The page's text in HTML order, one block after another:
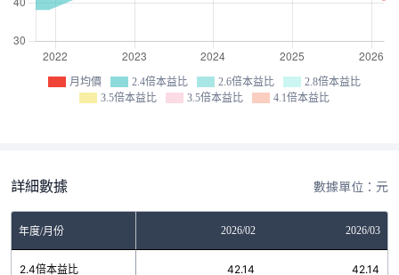
月均價 2.4倍本益比 2.6倍本益比
2.8倍本益比
3.5倍本益比
3.5倍本益比 4.1倍本益比
詳細數據 數據單位：元
年度/月份 2026/02 2026/03
2.4倍本益比 42.14 42.14